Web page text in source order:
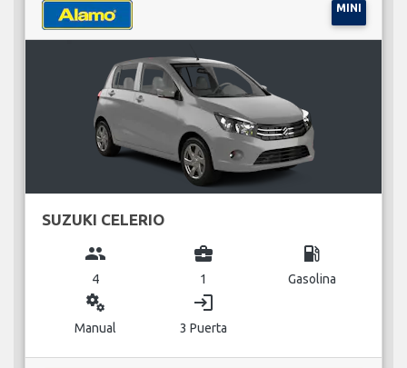
MINI
SUZUKI CELERIO
group
4
business_center
1
local_gas_station
Gasolina
miscellaneous_services
Manual
login
3 Puerta